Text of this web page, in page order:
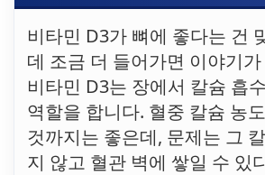
비타민 D3가 뼈에 좋다는 건
데 조금 더 들어가면 이야기
비타민 D3는 장에서 칼슘 흡
역할을 합니다. 혈중 칼슘 농
것까지는 좋은데, 문제는 그
지 않고 혈관 벽에 쌓일 수 있